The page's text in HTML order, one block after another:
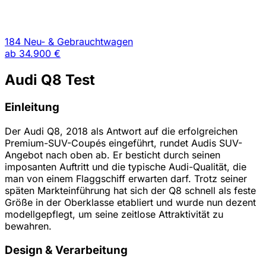
184 Neu- & Gebrauchtwagen
ab 34.900 €
Audi Q8 Test
Einleitung
Der Audi Q8, 2018 als Antwort auf die erfolgreichen
Premium-SUV-Coupés eingeführt, rundet Audis SUV-
Angebot nach oben ab. Er besticht durch seinen
imposanten Auftritt und die typische Audi-Qualität, die
man von einem Flaggschiff erwarten darf. Trotz seiner
späten Markteinführung hat sich der Q8 schnell als feste
Größe in der Oberklasse etabliert und wurde nun dezent
modellgepflegt, um seine zeitlose Attraktivität zu
bewahren.
Design & Verarbeitung